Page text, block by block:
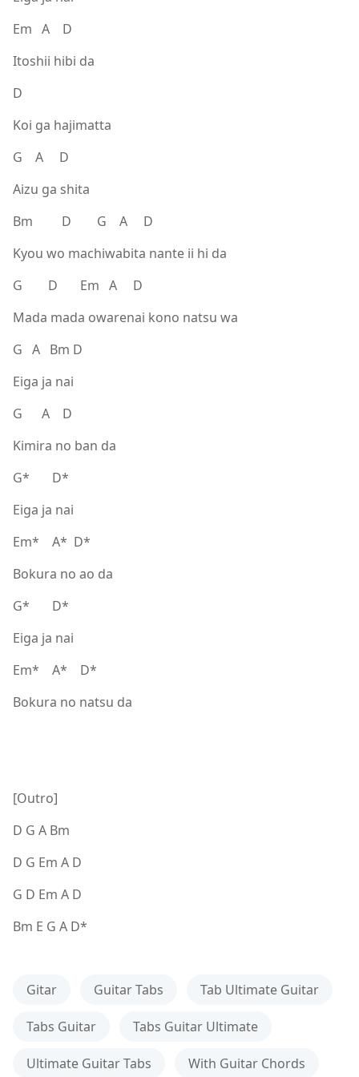
Em A D
Itoshii hibi da
D
Koi ga hajimatta
G A D
Aizu ga shita
Bm D G A D
Kyou wo machiwabita nante ii hi da
G D Em A D
Mada mada owarenai kono natsu wa
G A Bm D
Eiga ja nai
G A D
Kimira no ban da
G* D*
Eiga ja nai
Em* A* D*
Bokura no ao da
G* D*
Eiga ja nai
Em* A* D*
Bokura no natsu da
[Outro]
D G A Bm
D G Em A D
G D Em A D
Bm E G A D*
Gitar Guitar Tabs Tab Ultimate Guitar
Tabs Guitar Tabs Guitar Ultimate
Ultimate Guitar Tabs With Guitar Chords